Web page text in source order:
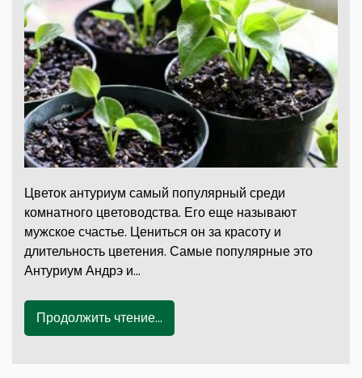
Цветок антуриум самый популярный среди
комнатного цветоводства. Его еще называют
мужское счастье. Цениться он за красоту и
длительность цветения. Самые популярные это
Антуриум Андрэ и…
Продолжить чтение...